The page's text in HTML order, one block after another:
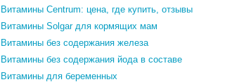
Витамины Centrum: цена, где купить, отзывы
Витамины Solgar для кормящих мам
Витамины без содержания железа
Витамины без содержания йода в составе
Витамины для беременных